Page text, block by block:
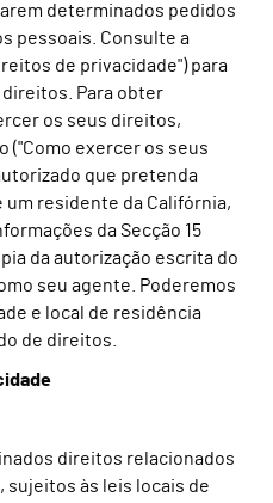
determinados pedidos
pessoais. Consulte a
de privacidade") para
Para obter
os seus direitos,
("Como exercer os seus
que pretenda
residente da Califórnia,
da Secção 15
da autorização escrita do
seu agente. Poderemos
e local de residência
de direitos.
direitos relacionados
sujeitos às leis locais de